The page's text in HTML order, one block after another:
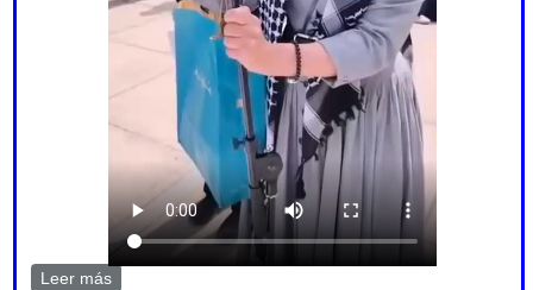
Leer mássobre Video escenificación perfomance 25 abril 2026